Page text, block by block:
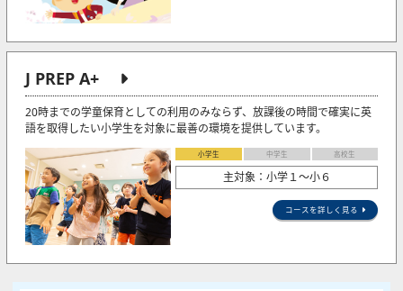
J PREP A+
20時までの学童保育としての利用のみならず、放課後の時間で確実に英
語を取得したい小学生を対象に最善の環境を提供しています。
小学生 中学生 高校生
主対象：小学１～小６
コースを詳しく見る